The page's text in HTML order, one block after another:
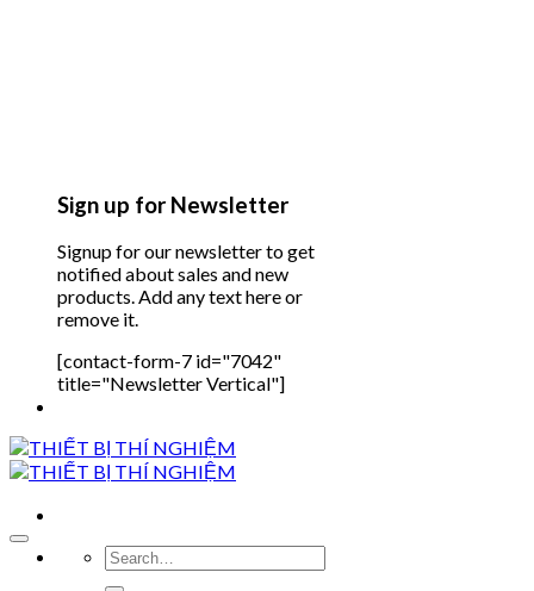
Sign up for Newsletter
Signup for our newsletter to get
notified about sales and new
products. Add any text here or
remove it.
[contact-form-7 id="7042"
title="Newsletter Vertical"]
Search
for: